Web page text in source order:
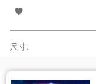
尺寸: